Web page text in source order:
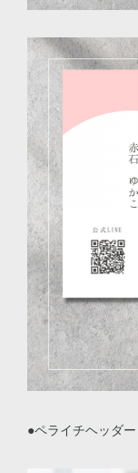
●ペライチヘッダー